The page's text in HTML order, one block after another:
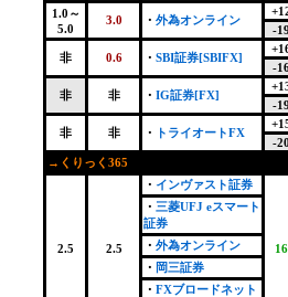
1.0～
5.0
3.0 ・ 外為オンライン
-
非 0.6 ・ SBI証券[SBIFX]
-
非 非 ・ IG証券[FX]
-
非 非 ・ トライオートFX
-
→くりっく365
2.5 2.5
・ インヴァスト証券
・ 三菱UFJ eスマート
証券
・ 外為オンライン
・ 岡三証券
・ FXブロードネット